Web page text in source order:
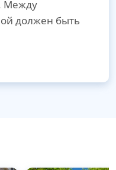
Между
должен быть